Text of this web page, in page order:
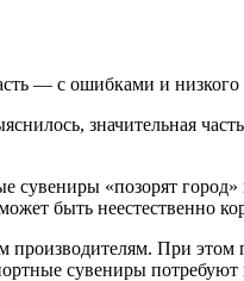
— с ошибками и низкого
значительная
«позорят
быть неестественно
При
сувениры потребуют